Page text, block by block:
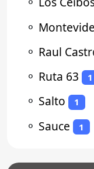
⚬
⚬ Raul
⚬ Ruta 63 1
⚬ Salto 1
⚬ Sauce 1